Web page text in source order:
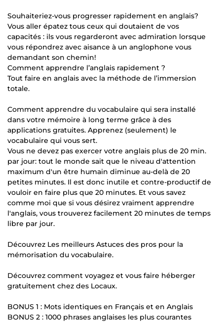
Souhaiteriez-vous progresser rapidement en anglais?
Vous aller épatez tous ceux qui doutaient de vos
capacités : ils vous regarderont avec admiration lorsque
vous répondrez avec aisance à un anglophone vous
demandant son chemin!
Comment apprendre l’anglais rapidement ?
Tout faire en anglais avec la méthode de l’immersion
totale.
Comment apprendre du vocabulaire qui sera installé
dans votre mémoire à long terme grâce à des
applications gratuites. Apprenez (seulement) le
vocabulaire qui vous sert.
Vous ne devez pas exercer votre anglais plus de 20 min.
par jour: tout le monde sait que le niveau d'attention
maximum d'un être humain diminue au-delà de 20
petites minutes. Il est donc inutile et contre-productif de
vouloir en faire plus que 20 minutes. Et vous savez
comme moi que si vous désirez vraiment apprendre
l'anglais, vous trouverez facilement 20 minutes de temps
libre par jour.
Découvrez Les meilleurs Astuces des pros pour la
mémorisation du vocabulaire.
Découvrez comment voyagez et vous faire héberger
gratuitement chez des Locaux.
BONUS 1 : Mots identiques en Français et en Anglais
BONUS 2 : 1000 phrases anglaises les plus courantes